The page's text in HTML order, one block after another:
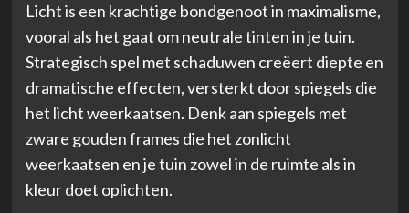
Licht is een krachtige bondgenoot in maximalisme,
vooral als het gaat om neutrale tinten in je tuin.
Strategisch spel met schaduwen creëert diepte en
dramatische effecten, versterkt door spiegels die
het licht weerkaatsen. Denk aan spiegels met
zware gouden frames die het zonlicht
weerkaatsen en je tuin zowel in de ruimte als in
kleur doet oplichten.